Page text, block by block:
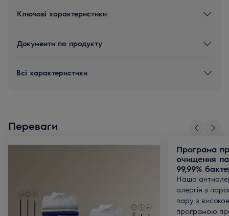
Ключові характеристики
Документи по продукту
Всі характеристики
Переваги
Програма
очищення
99,99%
Наша
алергія з
пару з
програмою